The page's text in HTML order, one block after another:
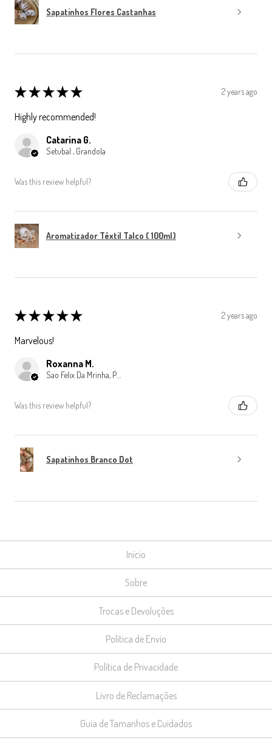
Sapatinhos Flores Castanhas
★★★★★ 2 years ago
Highly recommended!
Catarina G.
Setubal , Grandola
Was this review helpful?
Aromatizador Têxtil Talco ( 100ml)
★★★★★ 2 years ago
Marvelous!
Roxanna M.
Was this review helpful?
Sapatinhos Branco Dot
Início
Sobre
Trocas e Devoluções
Política de Envio
Política de Privacidade
Livro de Reclamações
Guia de Tamanhos e Cuidados